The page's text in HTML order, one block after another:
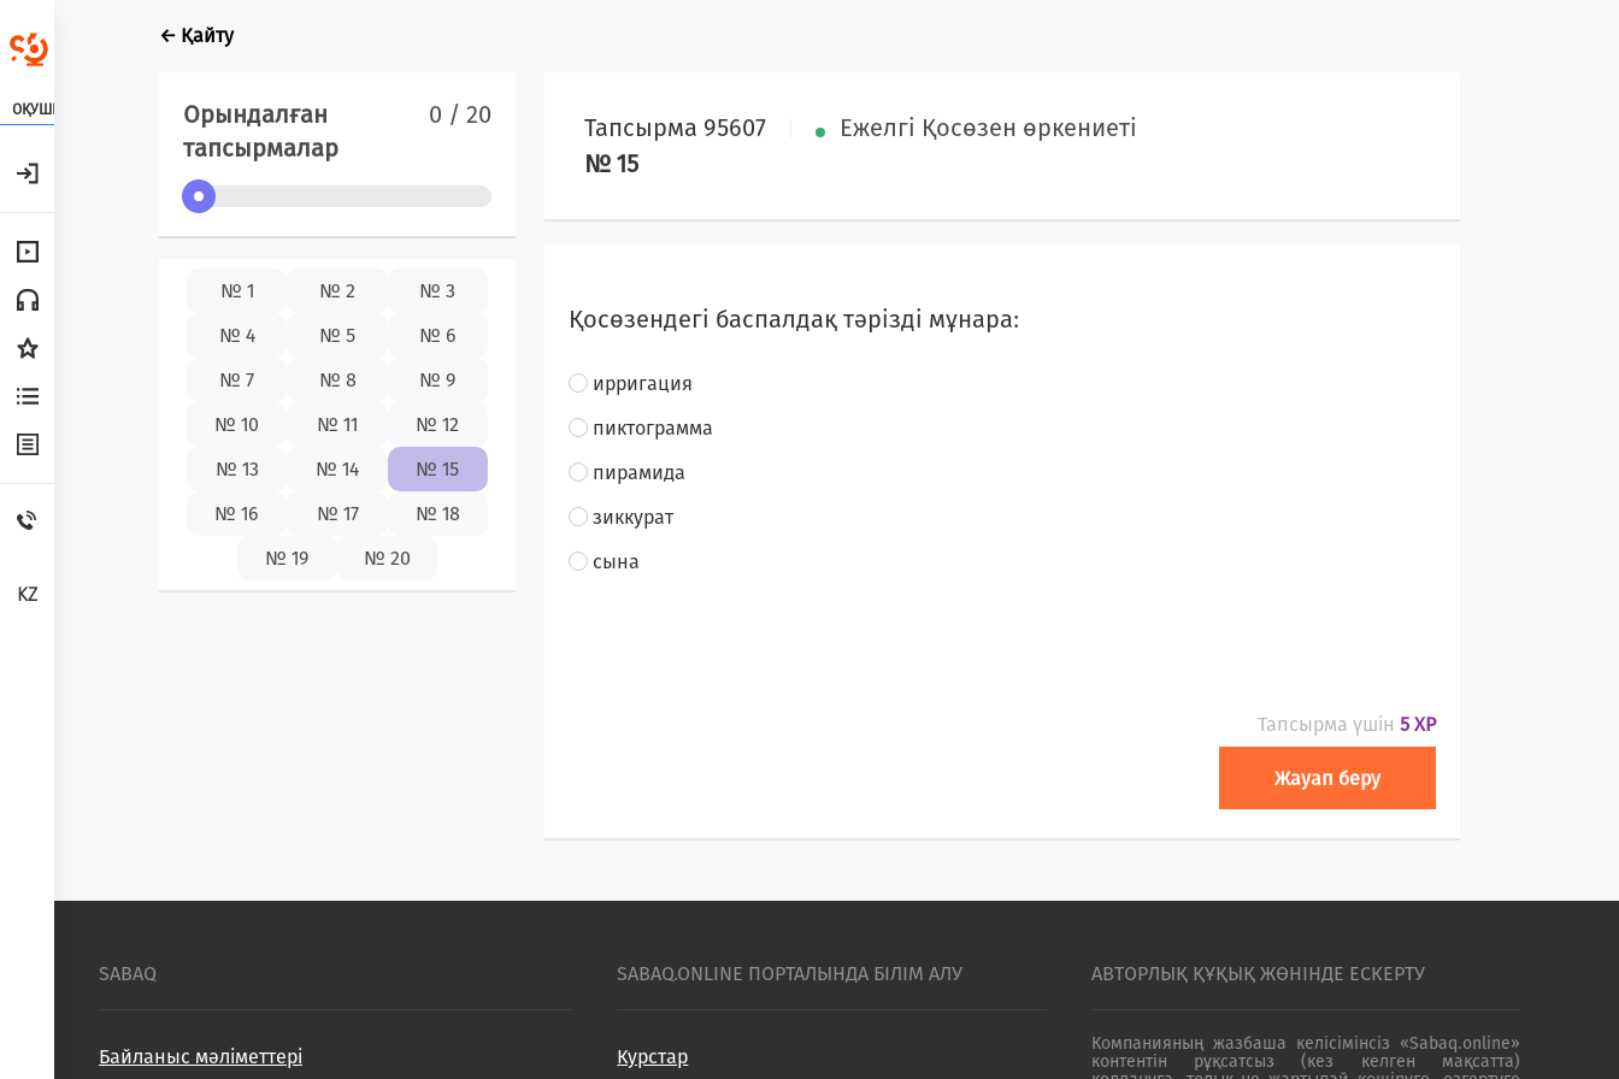
ОҚУШЫ
KZ
← Қайту
Орындалған
тапсырмалар
0 / 20
№ 1 № 2
№ 3
№ 4
№ 5
№ 6
№ 7
№ 8
№ 9
№ 10
№ 11
№ 12
№ 13
№ 14
№ 15
№ 16
№ 17
№ 18
№ 19
№ 20
Тапсырма 95607
Ежелгі Қосөзен өркениеті
№ 15
Қосөзендегі баспалдақ тәрізді мұнара:
ирригация
пиктограмма
пирамида
зиккурат
сына
Тапсырма үшін 5 XP
Жауап беру
SABAQ
Байланыс мәліметтері
SABAQ.ONLINE ПОРТАЛЫНДА БІЛІМ АЛУ
Курстар
АВТОРЛЫҚ ҚҰҚЫҚ ЖӨНІНДЕ ЕСКЕРТУ
Компанияның жазбаша келісімінсіз «Sabaq.online»
контентін рұқсатсыз (кез келген мақсатта)